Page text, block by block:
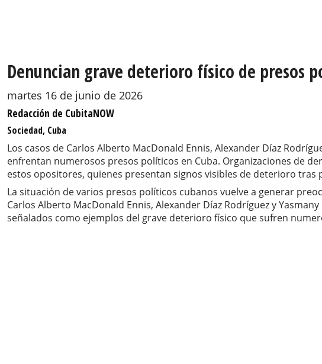
Denuncian grave deterioro físico de presos
martes 16 de junio de 2026
Redacción de CubitaNOW
Sociedad, Cuba
Los casos de Carlos Alberto MacDonald Ennis, Alexander Díaz
enfrentan numerosos presos políticos en Cuba. Organizaciones de
estos opositores, quienes presentan signos visibles de deterioro tras
La situación de varios presos políticos cubanos vuelve a generar
Carlos Alberto MacDonald Ennis, Alexander Díaz Rodríguez y
señalados como ejemplos del grave deterioro físico que sufren